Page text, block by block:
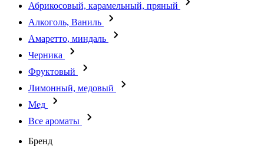
Абрикосовый, карамельный, пряный
Алкоголь, Ваниль
Амаретто, миндаль
Черника
Фруктовый
Лимонный, медовый
Мед
Все ароматы
Бренд